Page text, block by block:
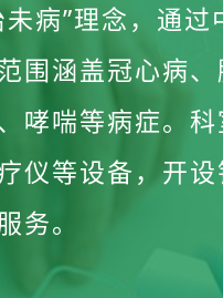
未病”理念，通
围涵盖冠心病
哮喘等病症。
仪等设备，开
务。